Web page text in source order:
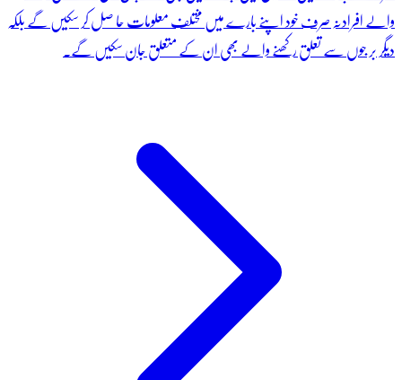
والے افرادنہ صرف خود اپنے بارے میں مختلف معلومات حا صل کر سکیں گے بلکہ
دیگر بر جوں سے تعلق رکھنے والے بھی ان کے متعلق جان سکیں گے۔